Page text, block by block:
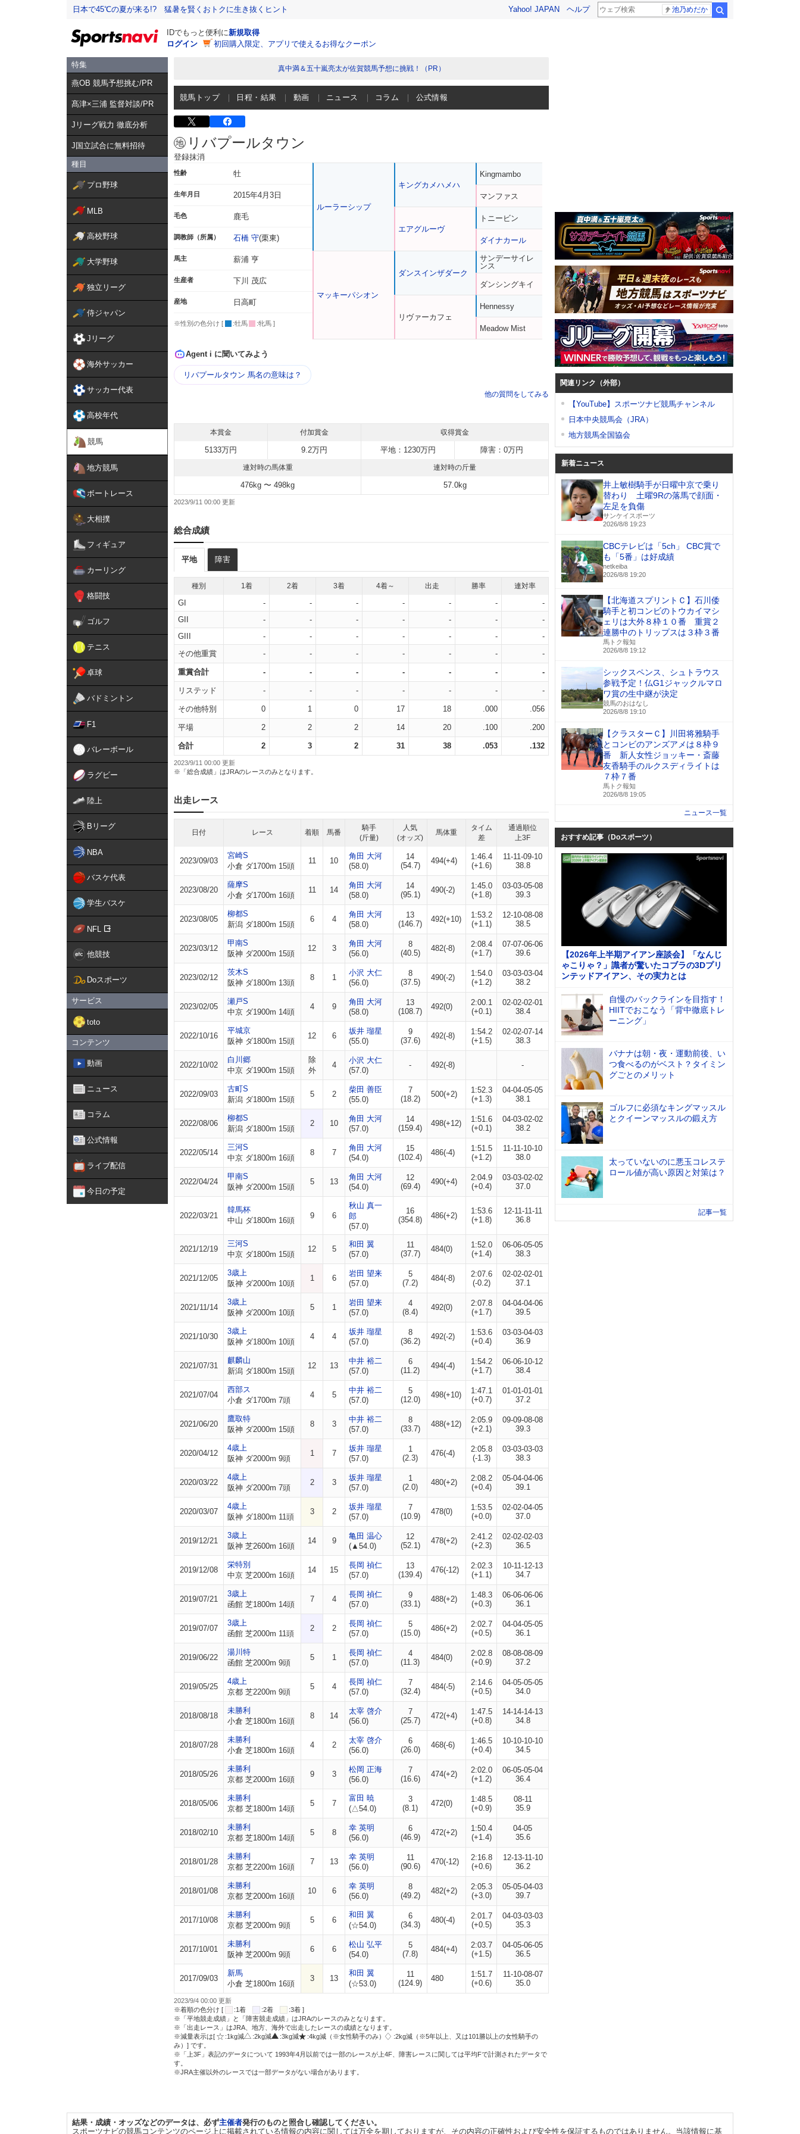
日本で45℃の夏が来る!? 猛暑を賢くおトクに生き抜くヒント Yahoo! JAPAN ヘルプ 池乃めだか
IDでもっと便利に新規取得
ログイン
初回購入限定、アプリで使えるお得なクーポン
特集
燕OB 競馬予想挑む/PR
髙津×三浦 監督対談/PR
Jリーグ戦力 徹底分析
J国立試合に無料招待
種目
プロ野球
MLB
高校野球
大学野球
独立リーグ
侍ジャパン
Jリーグ
海外サッカー
サッカー代表
高校年代
競馬
地方競馬
ボートレース
大相撲
フィギュア
カーリング
格闘技
ゴルフ
テニス
卓球
バドミントン
F1
バレーボール
ラグビー
陸上
Bリーグ
NBA
バスケ代表
学生バスケ
NFL
他競技
Doスポーツ
サービス
toto
コンテンツ
動画
ニュース
コラム
公式情報
ライブ配信
今日の予定
真中満＆五十嵐亮太が佐賀競馬予想に挑戦！（PR）
競馬トップ 日程・結果 動画 ニュース コラム 公式情報
リバプールタウン
登録抹消
性齢 牡
生年月日 2015年4月3日
毛色 鹿毛
調教師（所属） 石橋 守(栗東)
馬主 薪浦 亨
生産者 下川 茂広
産地 日高町
※性別の色分け [ :牡馬 :牝馬 ]
ルーラーシップ
マッキーパシオン
キングカメハメハ
エアグルーヴ
ダンスインザダーク
リヴァーカフェ
Kingmambo
マンファス
トニービン
ダイナカール
サンデーサイレ
ンス
ダンシングキイ
Hennessy
Meadow Mist
Agent i に聞いてみよう
リバプールタウン 馬名の意味は？
他の質問をしてみる
本賞金 付加賞金 収得賞金
5133万円 9.2万円 平地：1230万円 障害：0万円
連対時の馬体重 連対時の斤量
476kg 〜 498kg 57.0kg
2023/9/11 00:00
総合成績
平地 障害
種別 1着 2着 3着 4着～ 出走 勝率 連対率
GI - - - - - -
-
GII
- - - - - -
-
GIII
- - - - - -
-
その他重賞
- - - - - - -
重賞合計 - - - - - - -
リステッド - - - - - - -
その他特別 0 1 0 17 18 .000 .056
平場 2 2 2 14 20 .100 .200
合計 2 3 2 31 38 .053 .132
2023/9/11 00:00 更新
※「総合成績」はJRAのレースのみとなります。
出走レース
日付 レース 着順 馬番
騎手
(斤量)
人気
(オッズ)
馬体重
タイム
差
通過順位
上3F
2023/09/03
宮崎S
小倉 ダ1700m 15頭
11 10
角田 大河
(58.0)
14
(54.7)
494(+4)
1:46.4
(+1.6)
11-11-09-10
38.8
2023/08/20
薩摩S
小倉 ダ1700m 16頭
11 14
角田 大河
(58.0)
14
(95.1)
490(-2)
1:45.0
(+1.8)
03-03-05-08
39.3
2023/08/05
柳都S
新潟 ダ1800m 15頭
6 4
角田 大河
(58.0)
13
(146.7)
492(+10)
1:53.2
(+1.1)
12-10-08-08
38.5
2023/03/12
甲南S
阪神 ダ2000m 15頭
12 3
角田 大河
(56.0)
8
(40.5)
482(-8)
2:08.4
(+1.7)
07-07-06-06
39.6
2023/02/12
茨木S
阪神 ダ1800m 13頭
8 1
小沢 大仁
(56.0)
8
(37.5)
490(-2)
1:54.0
(+1.2)
03-03-03-04
38.2
2023/02/05
瀬戸S
中京 ダ1900m 14頭
4 9
角田 大河
(58.0)
13
(108.7)
492(0)
2:00.1
(+0.1)
02-02-02-01
38.4
2022/10/16
平城京
阪神 ダ1800m 15頭
12 6
坂井 瑠星
(55.0)
9
(37.6)
492(-8)
1:54.2
(+1.5)
02-02-07-14
38.3
2022/10/02
白川郷
中京 ダ1900m 15頭
除
外
4
小沢 大仁
(57.0)
- 492(-8) -
2022/09/03
古町S
新潟 ダ1800m 15頭
5 2
柴田 善臣
(55.0)
7
(18.2)
500(+2)
1:52.3
(+1.3)
04-04-05-05
38.1
2022/08/06
柳都S
新潟 ダ1800m 15頭
2 10
角田 大河
(57.0)
14
(159.4)
498(+12)
1:51.6
(+0.1)
04-03-02-02
38.2
2022/05/14
三河S
中京 ダ1800m 16頭
8 7
角田 大河
(54.0)
15
(102.4)
486(-4)
1:51.5
(+1.2)
11-11-10-10
38.0
2022/04/24
甲南S
阪神 ダ2000m 15頭
5 13
角田 大河
(54.0)
12
(69.4)
490(+4)
2:04.9
(+0.4)
03-03-02-02
37.0
2022/03/21
韓馬杯
中山 ダ1800m 16頭
9 6
秋山 真一
郎
(57.0)
16
(354.8)
486(+2)
1:53.6
(+1.8)
12-11-11-11
36.8
2021/12/19
三河S
中京 ダ1800m 15頭
12 5
和田 翼
(57.0)
11
(37.7)
484(0)
1:52.0
(+1.4)
06-06-05-05
38.3
2021/12/05
3歳上
阪神 ダ2000m 10頭
1 6
岩田 望来
(57.0)
5
(7.2)
484(-8)
2:07.6
(-0.2)
02-02-02-01
37.1
2021/11/14
3歳上
阪神 ダ2000m 10頭
5 1
岩田 望来
(57.0)
4
(8.4)
492(0)
2:07.8
(+1.7)
04-04-04-06
39.5
2021/10/30
3歳上
阪神 ダ1800m 10頭
4 4
坂井 瑠星
(57.0)
8
(36.2)
492(-2)
1:53.6
(+0.4)
03-03-04-03
36.9
2021/07/31
麒麟山
新潟 ダ1800m 15頭
12 13
中井 裕二
(57.0)
6
(11.2)
494(-4)
1:54.2
(+1.7)
06-06-10-12
38.4
2021/07/04
西部ス
小倉 ダ1700m 7頭
4 5
中井 裕二
(57.0)
5
(12.0)
498(+10)
1:47.1
(+0.7)
01-01-01-01
37.2
2021/06/20
鷹取特
阪神 ダ2000m 15頭
8 3
中井 裕二
(57.0)
8
(33.7)
488(+12)
2:05.9
(+2.1)
09-09-08-08
39.3
2020/04/12
4歳上
阪神 ダ2000m 9頭
1 7
坂井 瑠星
(57.0)
1
(2.3)
476(-4)
2:05.8
(-1.3)
03-03-03-03
38.3
2020/03/22
4歳上
阪神 ダ2000m 7頭
2 3
坂井 瑠星
(57.0)
1
(2.0)
480(+2)
2:08.2
(+0.4)
05-04-04-06
39.1
2020/03/07
4歳上
阪神 ダ1800m 11頭
3 2
坂井 瑠星
(57.0)
7
(10.9)
478(0)
1:53.5
(+0.0)
02-02-04-05
37.0
2019/12/21
3歳上
阪神 芝2600m 16頭
14 9
亀田 温心
(▲54.0)
12
(52.1)
478(+2)
2:41.2
(+2.3)
02-02-02-03
36.5
2019/12/08
栄特別
中京 芝2000m 16頭
14 15
長岡 禎仁
(57.0)
13
(139.4)
476(-12)
2:02.3
(+1.1)
10-11-12-13
34.7
2019/07/21
3歳上
函館 芝1800m 14頭
7 4
長岡 禎仁
(57.0)
9
(33.1)
488(+2)
1:48.3
(+0.3)
06-06-06-06
36.1
2019/07/07
3歳上
函館 芝2000m 11頭
2 2
長岡 禎仁
(57.0)
5
(15.0)
486(+2)
2:02.7
(+0.5)
04-04-05-05
36.1
2019/06/22
湯川特
函館 芝2000m 9頭
5 1
長岡 禎仁
(57.0)
4
(11.3)
484(0)
2:02.8
(+0.9)
08-08-08-09
37.2
2019/05/25
4歳上
京都 芝2200m 9頭
5 4
長岡 禎仁
(57.0)
7
(32.4)
484(-5)
2:14.6
(+0.5)
04-05-05-05
34.0
2018/08/18
未勝利
小倉 芝1800m 16頭
8 14
太宰 啓介
(56.0)
7
(25.7)
472(+4)
1:47.5
(+0.8)
14-14-14-13
34.8
2018/07/28
未勝利
小倉 芝1800m 16頭
4 2
太宰 啓介
(56.0)
6
(26.0)
468(-6)
1:46.5
(+0.4)
10-10-10-10
34.5
2018/05/26
未勝利
京都 芝2000m 16頭
9 3
松岡 正海
(56.0)
7
(16.6)
474(+2)
2:02.0
(+1.2)
06-05-05-04
36.4
2018/05/06
未勝利
京都 芝1800m 14頭
5 7
富田 暁
(△54.0)
3
(8.1)
472(0)
1:48.5
(+0.9)
08-11
35.9
2018/02/10
未勝利
京都 芝1800m 14頭
5 8
幸 英明
(56.0)
6
(46.9)
472(+2)
1:50.4
(+1.4)
04-05
35.6
2018/01/28
未勝利
京都 芝2200m 16頭
7 13
幸 英明
(56.0)
11
(90.6)
470(-12)
2:16.8
(+0.6)
12-13-11-10
36.2
2018/01/08
未勝利
京都 芝2000m 16頭
10 6
幸 英明
(56.0)
8
(49.2)
482(+2)
2:05.3
(+3.0)
05-05-04-03
39.7
2017/10/08
未勝利
京都 芝2000m 9頭
5 6
和田 翼
(☆54.0)
6
(34.3)
480(-4)
2:01.7
(+0.5)
04-03-03-03
35.3
2017/10/01
未勝利
阪神 芝2000m 9頭
6 6
松山 弘平
(54.0)
5
(7.8)
484(+4)
2:03.7
(+1.5)
04-05-06-05
36.5
2017/09/03
新馬
小倉 芝1800m 16頭
3 13
和田 翼
(☆53.0)
11
(124.9)
480
1:51.7
(+0.6)
11-10-08-07
35.0
2023/9/4 00:00 更新
※着順の色分け [
:1着 :2着
:3着 ]
※「平地競走成績」と「障害競走成績」はJRAのレースのみとなります。
※「出走レース」はJRA、地方、海外で出走したレースの成績となります。
※減量表示は[
:1kg減 :2kg減 :3kg減 :4kg減（※女性騎手のみ）
:2kg減（※5年以上、又は101勝以上の女性騎手の
み）] です。
※「上3F」表記のデータについて 1993年4月以前では一部のレースが上4F、障害レースに関しては平均Fで計測されたデータで
す。
※JRA主催以外のレースでは一部データがない場合があります。
関連リンク（外部）
【YouTube】スポーツナビ競馬チャンネル
日本中央競馬会（JRA）
地方競馬全国協会
新着ニュース
井上敏樹騎手が日曜中京で乗り
替わり 土曜9Rの落馬で顔面・
左足を負傷
サンケイスポーツ
2026/8/8 19:23
CBCテレビは「5ch」 CBC賞で
も「5番」は好成績
netkeiba
2026/8/8 19:20
【北海道スプリントＣ】石川倭
騎手と初コンビのトウカイマシ
ェリは大外８枠１０番 重賞２
連勝中のトリップスは３枠３番
馬トク報知
2026/8/8 19:12
シックスペンス、シュトラウス
参戦予定！仏G1ジャックルマロ
ワ賞の生中継が決定
競馬のおはなし
2026/8/8 19:10
【クラスターＣ】川田将雅騎手
とコンビのアンズアメは８枠９
番 新人女性ジョッキー・斎藤
友香騎手のルクスディライトは
７枠７番
馬トク報知
2026/8/8 19:05
ニュース一覧
おすすめ記事（Doスポーツ）
【2026年上半期アイアン座談会】「なんじ
ゃこりゃ？」識者が驚いたコブラの3Dプリ
ンテッドアイアン、その実力とは
自慢のバックラインを目指す！
HIITでおこなう「背中徹底トレ
ーニング」
バナナは朝・夜・運動前後、い
つ食べるのがベスト？タイミン
グごとのメリット
ゴルフに必須なキングマッスル
とクイーンマッスルの鍛え方
太っていないのに悪玉コレステ
ロール値が高い原因と対策は？
記事一覧
結果・成績・オッズなどのデータは、必ず主催者発行のものと照合し確認してください。
スポーツナビの競馬コンテンツのページ上に掲載されている情報の内容に関しては万全を期しておりますが、その内容の正確性および安全性を保証するものではありません。当該情報に基